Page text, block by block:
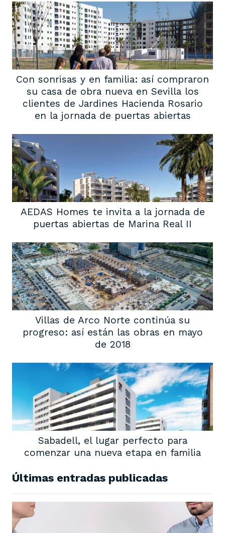
Con sonrisas y en familia: así compraron
su casa de obra nueva en Sevilla los
clientes de Jardines Hacienda Rosario
en la jornada de puertas abiertas
AEDAS Homes te invita a la jornada de
puertas abiertas de Marina Real II
Villas de Arco Norte continúa su
progreso: así están las obras en mayo
de 2018
Sabadell, el lugar perfecto para
comenzar una nueva etapa en familia
Últimas entradas publicadas